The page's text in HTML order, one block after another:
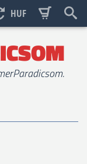
HUF